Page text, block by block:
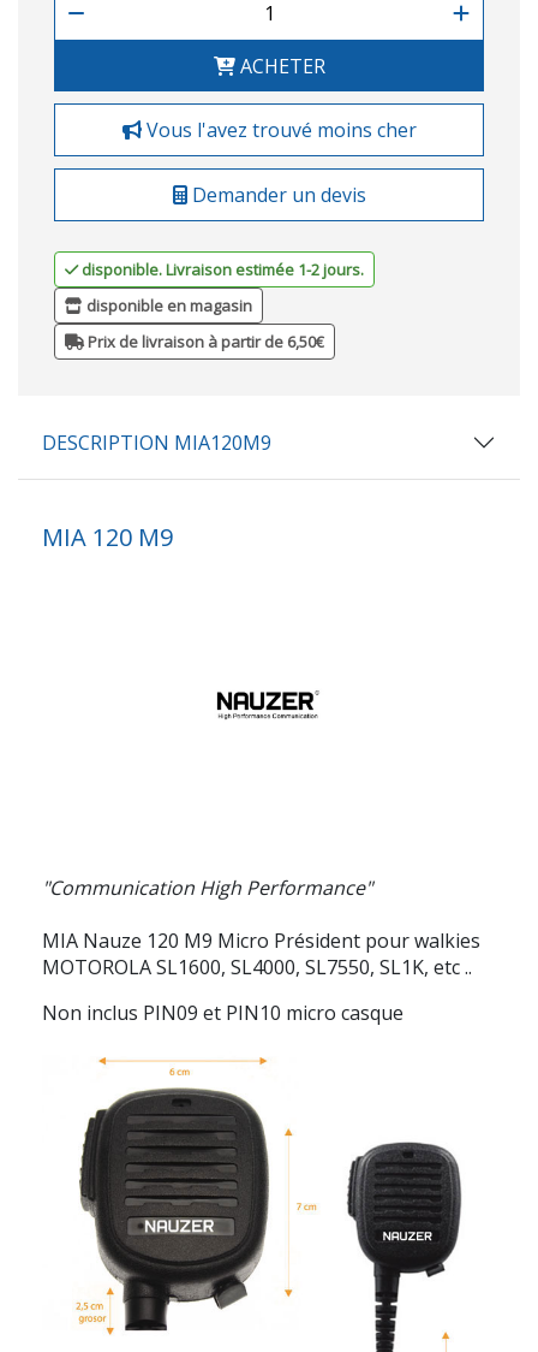
ACHETER
Vous l'avez trouvé moins cher
Demander un devis
disponible. Livraison estimée 1-2 jours.
disponible en magasin
Prix de livraison à partir de 6,50€
DESCRIPTION MIA120M9
MIA 120 M9
"Communication High Performance"
MIA Nauze 120 M9 Micro Président pour walkies
MOTOROLA SL1600, SL4000, SL7550, SL1K, etc ..
Non inclus PIN09 et PIN10 micro casque